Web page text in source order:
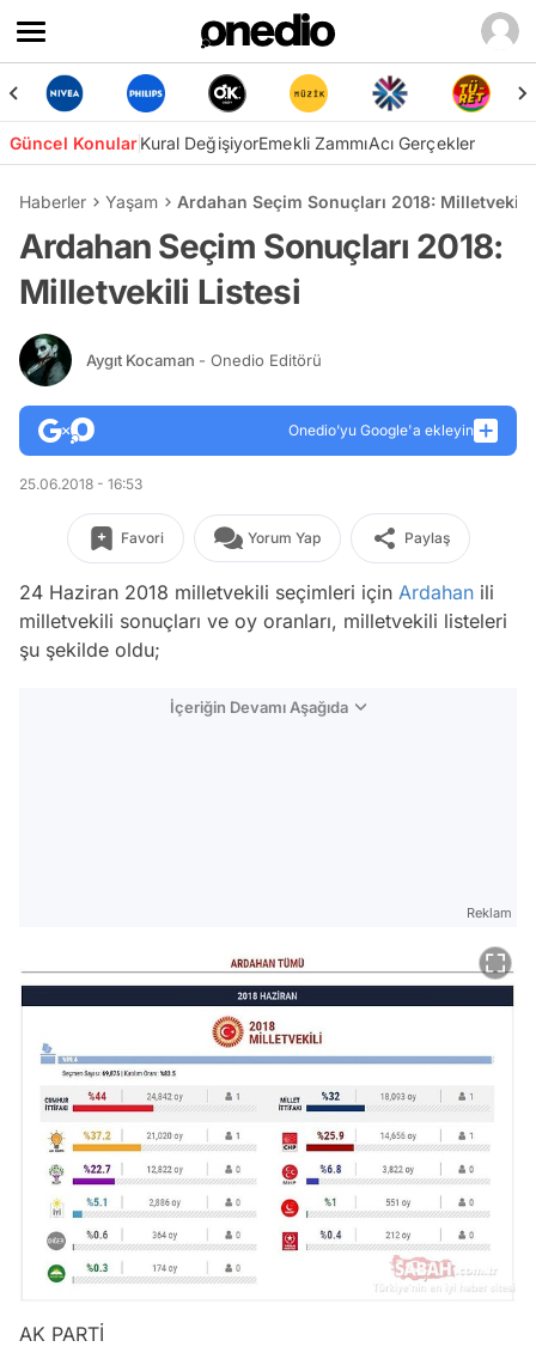
Güncel KonularKural DeğişiyorEmekli ZammıAcı Gerçekler
Haberler Yaşam Ardahan Seçim Sonuçları 2018: Milletvekili
Ardahan Seçim Sonuçları 2018:
Milletvekili Listesi
Aygıt Kocaman - Onedio Editörü
Onedio’yu Google'a ekleyin
25.06.2018 - 16:53
Favori Yorum Yap Paylaş
24 Haziran 2018 milletvekili seçimleri için Ardahan ili
milletvekili sonuçları ve oy oranları, milletvekili listeleri
şu şekilde oldu;
İçeriğin Devamı Aşağıda
Reklam
AK PARTİ